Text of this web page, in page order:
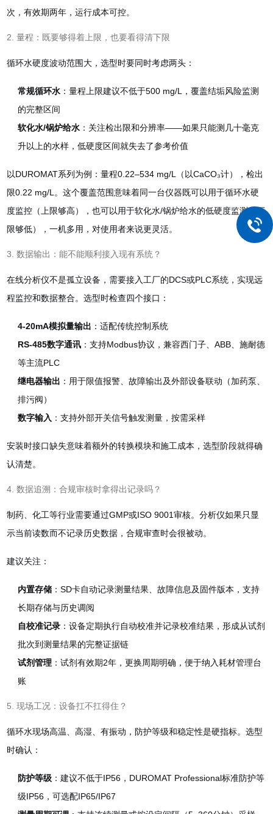
次，有效期两年，运行成本可控。
2. 量程：既要够得着上限，也要看得清下限
循环水硬度波动范围大，选型时要同时考虑两头：
常规循环水 ：量程上限建议不低于500 mg/L，覆盖结垢风险监测
的完整区间
软化水/锅炉给水 ：关注检出限和分辨率——如果只能测几十毫克
升以上的水样，低硬度区间就失去了参考价值
以DUROMAT系列为例：量程0.22–534 mg/L（以CaCO₃计），检出
限0.22 mg/L。这个覆盖范围意味着同一台仪器既可以用于循环水硬
度监控（上限够高），也可以用于软化水/锅炉给水的低硬度监测（下
限够低），一机多用，对使用者来说更灵活。
3. 数据输出：能不能顺利接入现有系统？
在线分析仪不是孤立设备，需要接入工厂的DCS或PLC系统，实现远
程监控和数据整合。选型时检查四个接口：
4-20mA模拟量输出 ：适配传统控制系统
RS-485数字通讯 ：支持Modbus协议，兼容西门子、ABB、施耐德
等主流PLC
继电器输出 ：用于限值报警、故障输出及外部设备联动（加药泵、
排污阀）
数字输入 ：支持外部开关信号触发测量，按需采样
安装时接口缺失意味着额外的转换模块和施工成本，选型阶段就得确
认清楚。
4. 数据追溯：合规审核时拿得出记录吗？
制药、化工等行业需要通过GMP或ISO 9001审核。分析仪如果只显
示当前读数而不记录历史数据，合规审查时会很被动。
建议关注：
内置存储 ：SD卡自动记录测量结果、故障信息及固件版本，支持
长期存储与历史调阅
自校准记录 ：设备定期执行自动校准并记录校准结果，形成从试剂
批次到测量结果的完整证据链
试剂管理 ：试剂有效期2年，更换周期明确，便于纳入耗材管理台
账
5. 现场工况：设备扛不扛得住？
循环水现场高温、高湿、有振动，防护等级和稳定性是硬指标。选型
时确认：
防护等级 ：建议不低于IP56，DUROMAT Professional标准防护等
级IP56，可选配IP65/IP67